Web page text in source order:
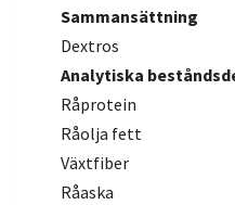
Sammansättning
Dextros
Analytiska
Råprotein
Råolja fett
Växtfiber
Råaska